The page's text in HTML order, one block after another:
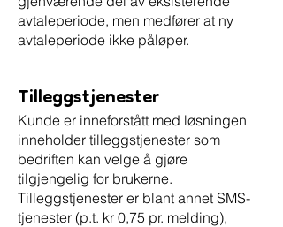
avtaleperiode, men medfører at ny
avtaleperiode ikke påløper.
Tilleggstjenester
Kunde er inneforstått med løsningen
inneholder tilleggstjenester som
bedriften kan velge å gjøre
tilgjengelig for brukerne.
Tilleggstjenester er blant annet SMS-
tjenester (p.t. kr 0,75 pr. melding),